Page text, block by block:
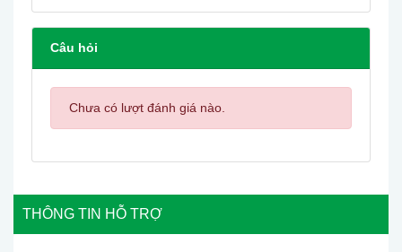
Câu hỏi
Chưa có lượt đánh giá nào.
THÔNG TIN HỖ TRỢ